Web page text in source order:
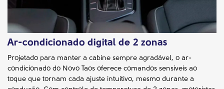
Ar-condicionado digital de 2 zonas
Projetado para manter a cabine sempre agradável, o ar-
condicionado do Novo Taos oferece comandos sensíveis ao
toque que tornam cada ajuste intuitivo, mesmo durante a